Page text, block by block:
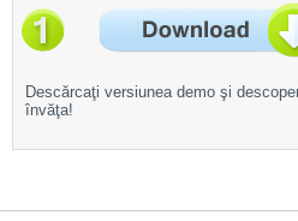
Descărcaţi versiunea demo şi
învăţa!